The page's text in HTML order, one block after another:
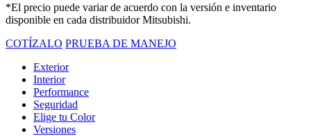
*El precio puede variar de acuerdo con la versión e inventario
disponible en cada distribuidor Mitsubishi.
COTÍZALO PRUEBA DE MANEJO
Exterior
Interior
Performance
Seguridad
Elige tu Color
Versiones